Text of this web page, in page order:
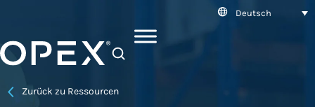
Deutsch
Zurück zu Ressourcen